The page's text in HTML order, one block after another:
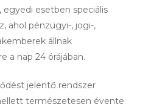
egyedi esetben speciális
ahol pénzügyi-, jogi-,
állnak
a nap 24 órájában.
jelentő rendszer
természetesen évente